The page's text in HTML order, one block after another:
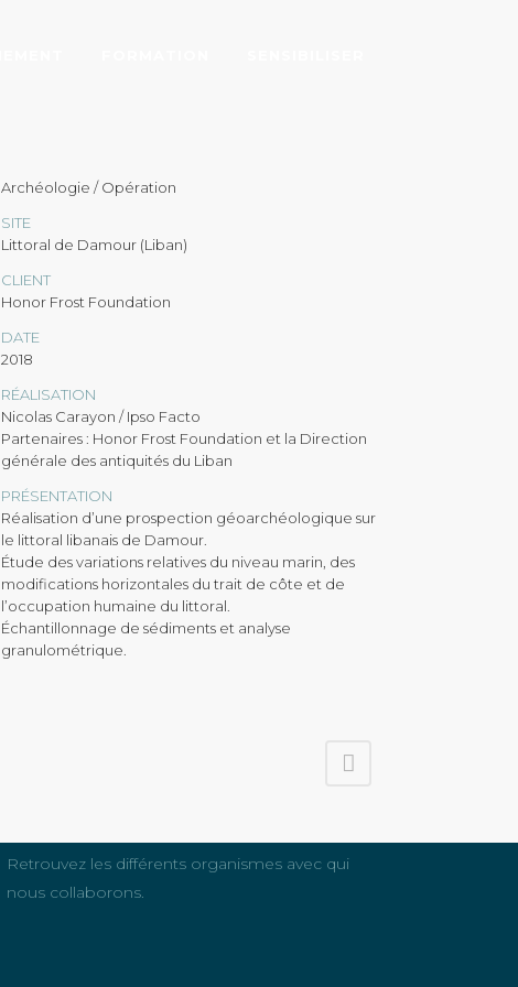
Archéologie / Opération
SITE
Littoral de Damour (Liban)
CLIENT
Honor Frost Foundation
DATE
2018
RÉALISATION
Nicolas Carayon / Ipso Facto
Partenaires : Honor Frost Foundation et la Direction
générale des antiquités du Liban
PRÉSENTATION
Réalisation d’une prospection géoarchéologique sur
le littoral libanais de Damour.
Étude des variations relatives du niveau marin, des
modifications horizontales du trait de côte et de
l’occupation humaine du littoral.
Échantillonnage de sédiments et analyse
granulométrique.
Retrouvez les différents organismes avec qui
nous collaborons.